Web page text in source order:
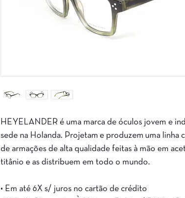
HEYELANDER é uma marca de óculos jovem e
sede na Holanda. Projetam e produzem uma linha
de armações de alta qualidade feitas à mão em
titânio e as distribuem em todo o mundo.
• Em até 6X s/ juros no cartão de crédito